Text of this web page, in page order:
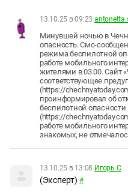
13.10.25 в 09:23
Минувшей ночью в
опасность. Смс-
режима беспилотной
работе мобильного
жителями в 03.00. Сайт
соответствующее
(https://
проинформировал об
беспилотной опасности
(https://
работе мобильного
знакомых, не
13.10.25 в 13:08 Игорь С
(Эксперт) #